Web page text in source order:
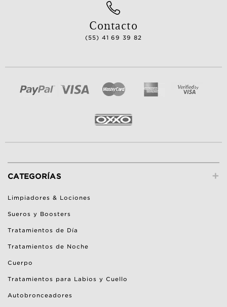
Contacto
(55) 41 69 39 82
+
CATEGORÍAS
Limpiadores & Lociones
Sueros y Boosters
Tratamientos de Día
Tratamientos de Noche
Cuerpo
Tratamientos para Labios y Cuello
Autobronceadores